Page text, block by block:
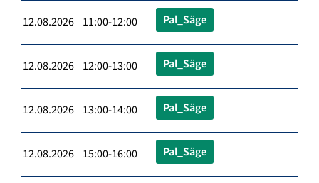
12.08.2026 11:00-12:00 Pal_Säge
12.08.2026 12:00-13:00 Pal_Säge
12.08.2026 13:00-14:00 Pal_Säge
12.08.2026 15:00-16:00 Pal_Säge